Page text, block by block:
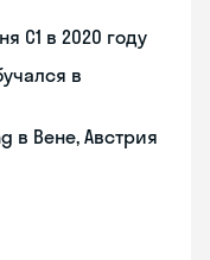
С1 в 2020 году
в
в Вене, Австрия